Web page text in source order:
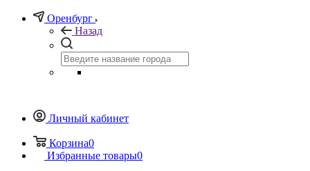
Оренбург
Назад
Личный кабинет
Корзина0
Избранные товары0